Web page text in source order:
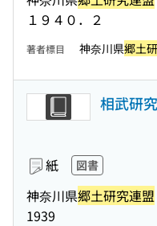
１９４０．２
著者標目 神奈川県郷土
相武研
紙 図書
神奈川県郷土研究連盟
1939